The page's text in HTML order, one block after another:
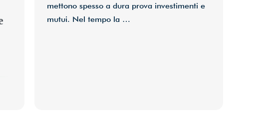
mettono spesso a dura prova investimenti e
mutui. Nel tempo la …